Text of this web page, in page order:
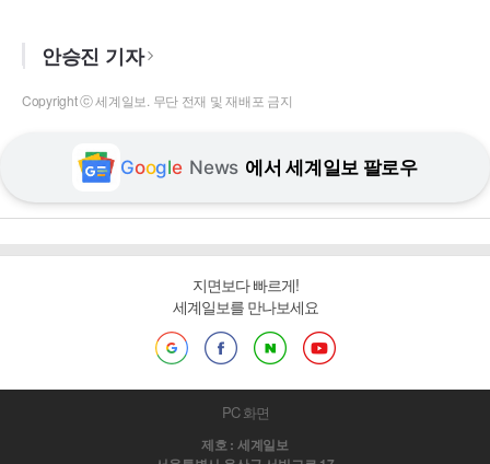
안승진 기자
Copyright ⓒ 세계일보. 무단 전재 및 재배포 금지
Google News 에서 세계일보 팔로우
지면보다 빠르게!
세계일보를 만나보세요
PC 화면
제호 : 세계일보